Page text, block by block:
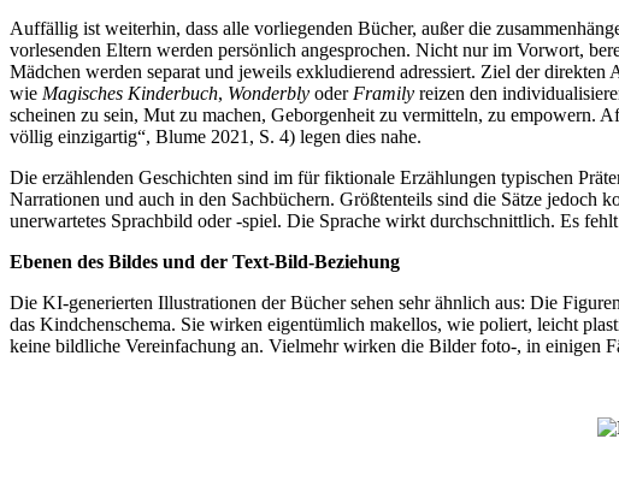
Auffällig ist weiterhin, dass alle vorliegenden Bücher, außer die
vorlesenden Eltern werden persönlich angesprochen. Nicht nur im Vorwort,
Mädchen werden separat und jeweils exkludierend adressiert. Ziel der
wie Magisches Kinderbuch, Wonderbly oderFramily reizen den
scheinen zu sein, Mut zu machen, Geborgenheit zu vermitteln, zu empowern.
völlig einzigartig“, Blume 2021, S. 4) legen dies nahe.
Die erzählenden Geschichten sind im für fiktionale Erzählungen typischen
Narrationen und auch in den Sachbüchern. Größtenteils sind die Sätze jedoch
unerwartetes Sprachbild oder -spiel. Die Sprache wirkt durchschnittlich. Es
Ebenen des Bildes und der Text-Bild-Beziehung
Die KI-generierten Illustrationen der Bücher sehen sehr ähnlich aus: Die
das Kindchenschema. Sie wirken eigentümlich makellos, wie poliert, leicht
keine bildliche Vereinfachung an. Vielmehr wirken die Bilder foto-, in einigen